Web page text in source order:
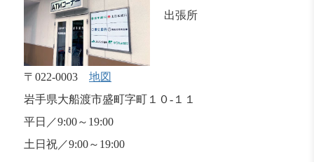
出張所
〒022-0003 地図
岩手県大船渡市盛町字町１０-１１
平日／9:00～19:00
土日祝／9:00～19:00